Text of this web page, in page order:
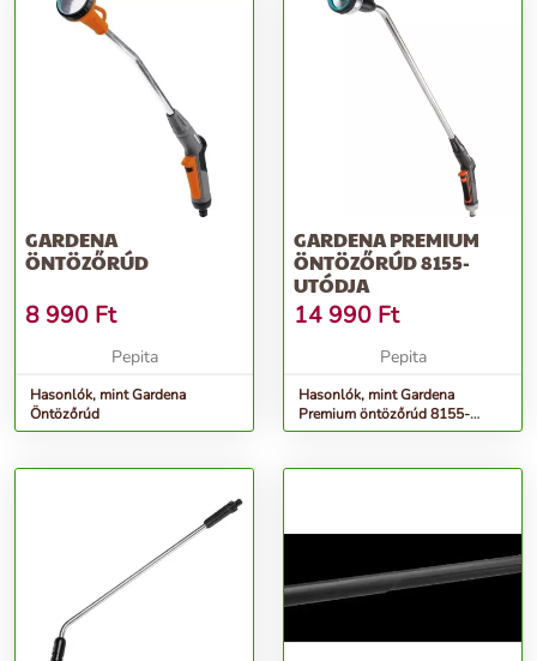
GARDENA
ÖNTÖZŐRÚD
8 990 Ft
Pepita
Hasonlók, mint Gardena
Öntözőrúd
GARDENA PREMIUM
ÖNTÖZŐRÚD 8155-
UTÓDJA
14 990 Ft
Pepita
Hasonlók, mint Gardena
Premium öntözőrúd 8155-
utódja